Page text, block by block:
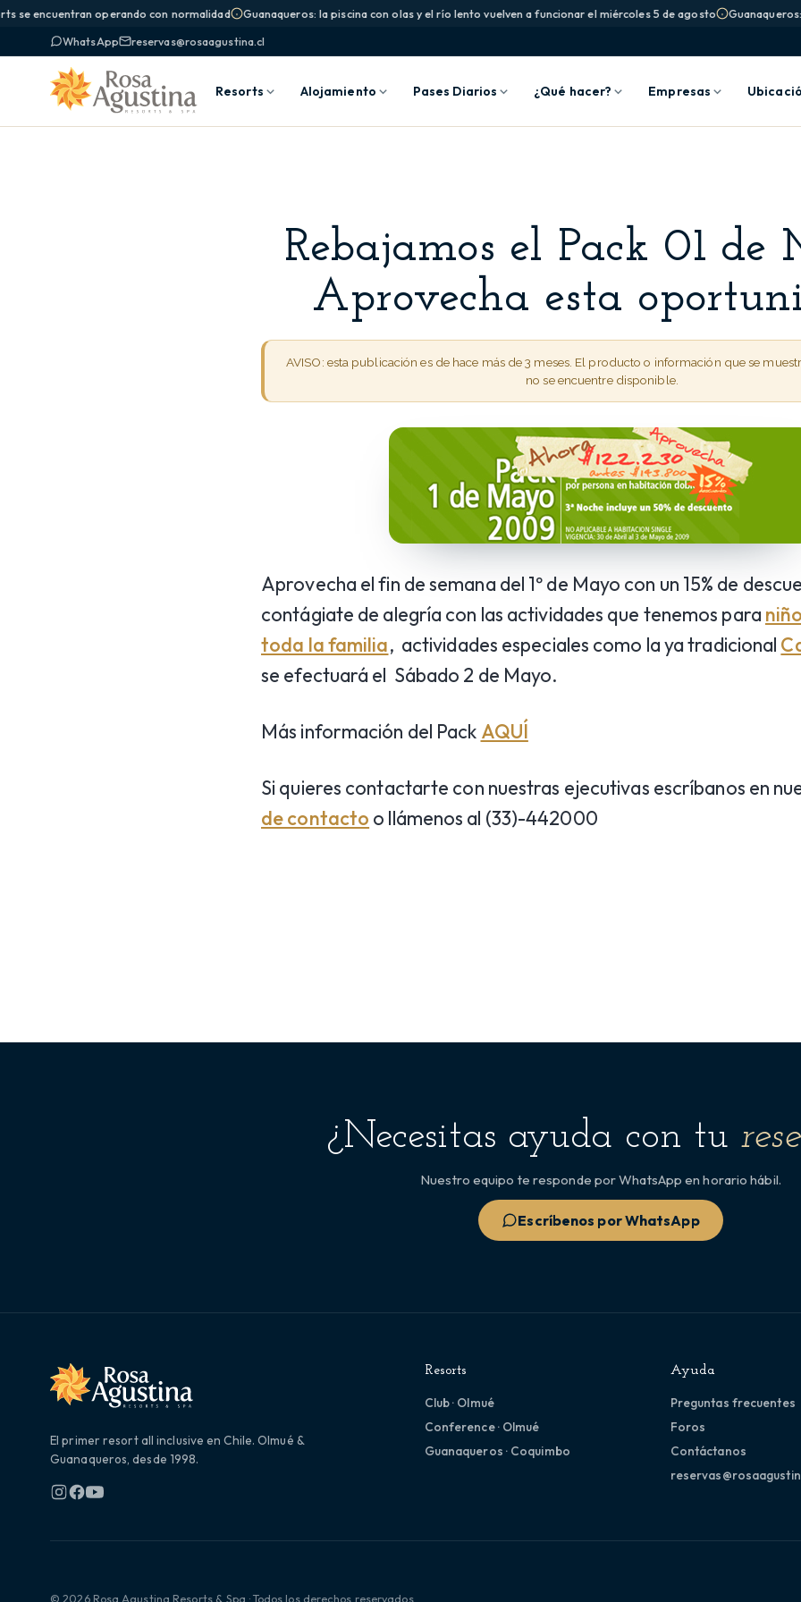
se encuentran operando con normalidad Guanaqueros: la piscina con olas y el río lento vuelven a funcionar el miércoles 5 de agosto
Guanaqueros:
WhatsApp
reservas@rosaagustina.cl
Resorts Alojamiento Pases Diarios ¿Qué hacer? Empresas
Rebajamos el Pack 01 de
Aprovecha esta
AVISO: esta publicación es de hace más de 3 meses. El producto o información que se
no se encuentre disponible.
Aprovecha el fin de semana del 1º de Mayo con un 15% de
contágiate de alegría con las actividades que tenemos para
toda la familia, actividades especiales como la ya tradicional
se efectuará el Sábado 2 de Mayo.
Más información del Pack AQUÍ
Si quieres contactarte con nuestras ejecutivas escríbanos en
de contacto o llámenos al (33)-442000
¿Necesitas ayuda con tu
Nuestro equipo te responde por WhatsApp en horario hábil.
Escríbenos por WhatsApp
El primer resort all inclusive en Chile. Olmué &
Guanaqueros, desde 1998.
Resorts
Club · Olmué
Conference · Olmué
Guanaqueros · Coquimbo
Ayuda
Preguntas frecuentes
Foros
Contáctanos
© 2026 Rosa Agustina Resorts & Spa · Todos los derechos reservados